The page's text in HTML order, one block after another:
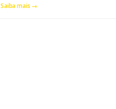
Saiba mais →